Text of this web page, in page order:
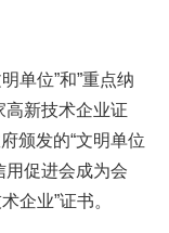
单位”和”重点纳
高新技术企业证
颁发的“文明单位
用促进会成为会
企业”证书。